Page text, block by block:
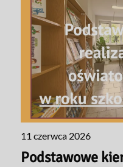
11 czerwca 2026
Podstawowe